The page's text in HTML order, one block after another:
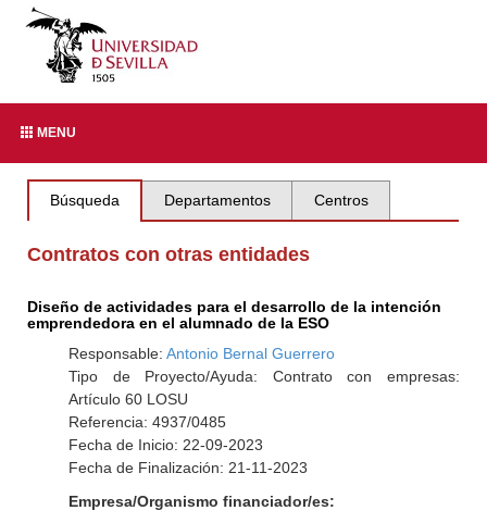
MENU
Búsqueda Departamentos Centros
Contratos con otras entidades
Diseño de actividades para el desarrollo de la intención
emprendedora en el alumnado de la ESO
Responsable: Antonio Bernal Guerrero
Tipo de Proyecto/Ayuda: Contrato con empresas:
Artículo 60 LOSU
Referencia: 4937/0485
Fecha de Inicio: 22-09-2023
Fecha de Finalización: 21-11-2023
Empresa/Organismo financiador/es: